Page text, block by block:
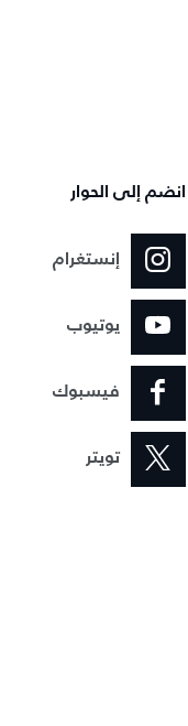
انضم إلى الحوار
إنستغرام
يوتيوب
فيسبوك
تويتر